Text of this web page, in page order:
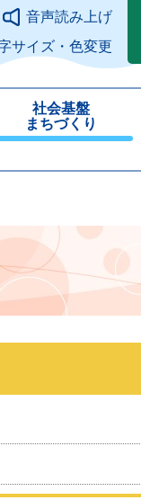
文へ音声読み上げ
サイズ・色変更
社会基盤
まちづくり